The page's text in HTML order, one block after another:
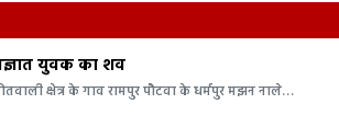
युवक का शव
क्षेत्र के गाव रामपुर पौटवा के धर्मपुर मझन नाले…